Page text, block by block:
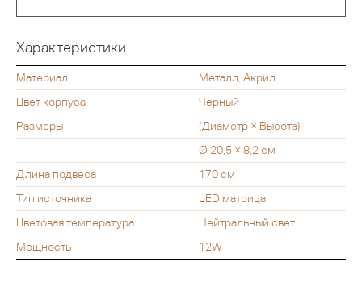
Характеристики
Материал
Металл, Акрил
Цвет корпуса
Черный
Размеры
(Диаметр × Высота)
Ø 20,5 × 8,2 см
Длина подвеса
170 см
Тип источника
LED матрица
Цветовая температура
Нейтральный свет
Мощность
12W